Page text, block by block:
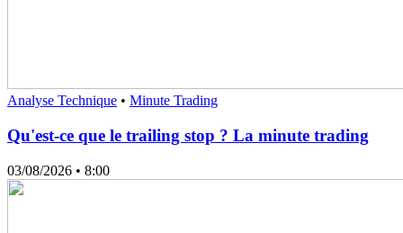
Analyse Technique • Minute Trading
Qu'est-ce que le trailing stop ? La minute trading
03/08/2026 • 8:00